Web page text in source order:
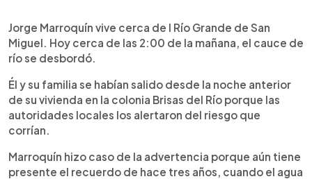
► Escuchar artículo
Jorge Marroquín vive cerca de l Río Grande de San
Miguel. Hoy cerca de las 2:00 de la mañana, el cauce de
río se desbordó.
Él y su familia se habían salido desde la noche anterior
de su vivienda en la colonia Brisas del Río porque las
autoridades locales los alertaron del riesgo que
corrían.
Marroquín hizo caso de la advertencia porque aún tiene
presente el recuerdo de hace tres años, cuando el agua